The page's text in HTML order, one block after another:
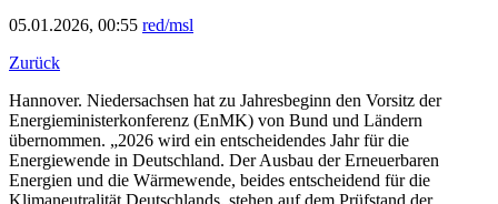
05.01.2026, 00:55 red/msl
Zurück
Hannover. Niedersachsen hat zu Jahresbeginn den Vorsitz der
Energieministerkonferenz (EnMK) von Bund und Ländern
übernommen. „2026 wird ein entscheidendes Jahr für die
Energiewende in Deutschland. Der Ausbau der Erneuerbaren
Energien und die Wärmewende, beides entscheidend für die
Klimaneutralität Deutschlands, stehen auf dem Prüfstand der